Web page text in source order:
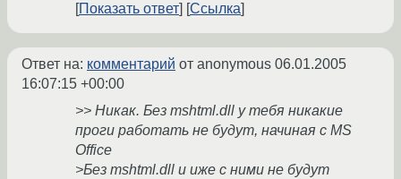
Показать ответ
Ссылка
Ответ на: комментарий от anonymous 06.01.2005
16:07:15 +00:00
>> Никак. Без mshtml.dll у тебя никакие
проги работать не будут, начиная с MS
Office
>Без mshtml.dll и иже с ними не будут